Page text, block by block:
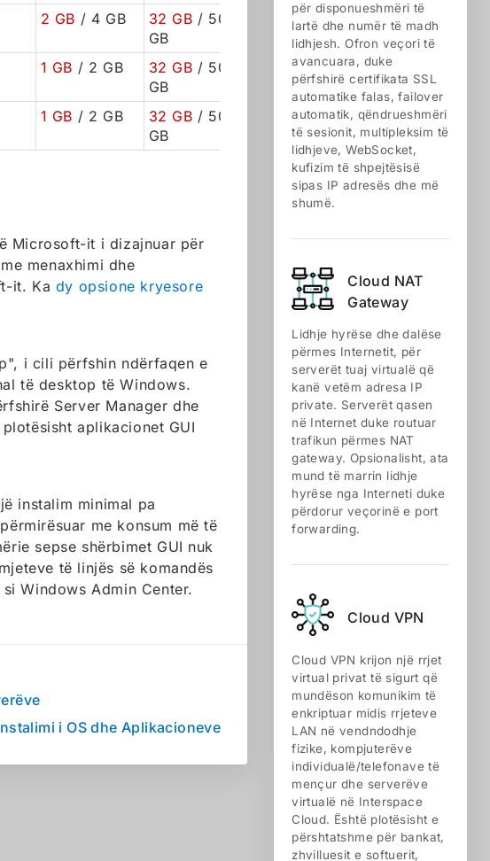
2 GB / 4 GB 32 GB / 50
GB
1 GB / 2 GB 32 GB / 50
GB
1 GB / 2 GB 32 GB / 50
GB
Microsoft-it i dizajnuar për
menaxhimi dhe
it. Ka dy opsione kryesore
i cili përfshin ndërfaqen e
të desktop të Windows.
Server Manager dhe
aplikacionet GUI
instalim minimal pa
me konsum më të
sepse shërbimet GUI nuk
të linjës së komandës
Windows Admin Center.
i OS dhe Aplikacioneve
për disponueshmëri të
lartë dhe numër të madh
lidhjesh. Ofron veçori të
avancuara, duke
përfshirë certifikata SSL
automatike falas, failover
automatik, qëndrueshmëri
të sesionit, multipleksim të
lidhjeve, WebSocket,
kufizim të shpejtësisë
sipas IP adresës dhe më
shumë.
Cloud NАТ
Gateway
Lidhje hyrëse dhe dalëse
përmes Internetit, për
serverët tuaj virtualë që
kanë vetëm adresa IP
private. Serverët qasen
në Internet duke routuar
trafikun përmes NAT
gateway. Opsionalisht, ata
mund të marrin lidhje
hyrëse nga Interneti duke
përdorur veçorinë e port
forwarding.
Cloud VPN
Cloud VPN krijon një rrjet
virtual privat të sigurt që
mundëson komunikim të
enkriptuar midis rrjeteve
LAN në vendndodhje
fizike, kompjuterëve
individualë/telefonave të
mençur dhe serverëve
virtualë në Interspace
Cloud. Është plotësisht e
përshtatshme për bankat,
zhvilluesit e softuerit,